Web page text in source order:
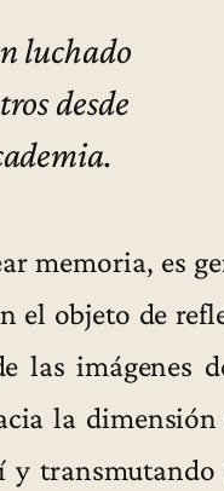
luchado
desde
memoria, es
el objeto de
las imágenes
la dimensión
y